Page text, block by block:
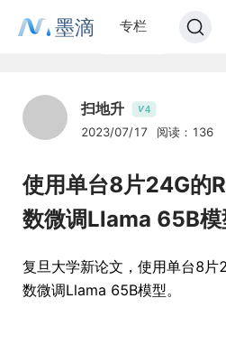
墨滴 专栏
扫地升 V4
2023/07/17 阅读：136
使用单台8片24G的
数微调Llama 65B模
复旦大学新论文，使用单台8
数微调Llama 65B模型。